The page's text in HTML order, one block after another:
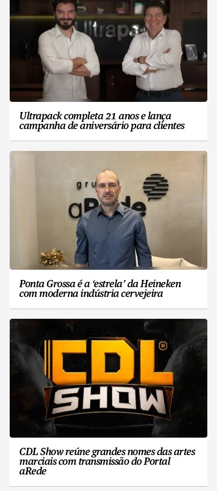
Ultrapack completa 21 anos e lança
campanha de aniversário para clientes
Ponta Grossa é a ‘estrela’ da Heineken
com moderna indústria cervejeira
CDL Show reúne grandes nomes das artes
marciais com transmissão do Portal
aRede